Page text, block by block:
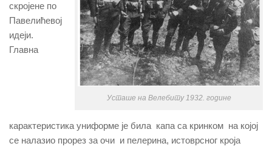
Усташе на Велебиту 1932. године
скројене по
Павелићевој
идеји.
Главна
карактеристика униформе је била капа са кринком на којој
се налазио прорез за очи и пелерина, истоврсног кроја